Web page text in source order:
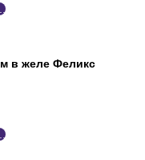
в желе Феликс